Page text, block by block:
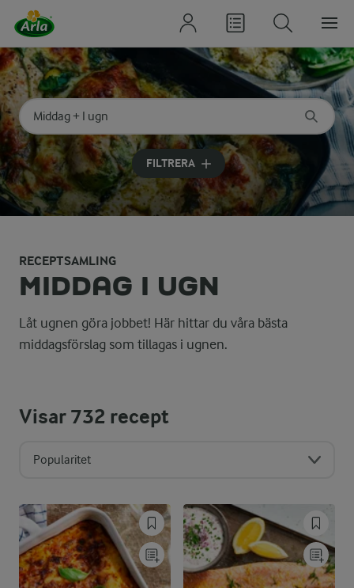
Sök på kategori eller ingrediens
Skriv in sökord för att få förslag
FILTRERA
RECEPTSAMLING
MIDDAG I UGN
Låt ugnen göra jobbet! Här hittar du våra bästa
middagsförslag som tillagas i ugnen.
Visar732 recept
Popularitet